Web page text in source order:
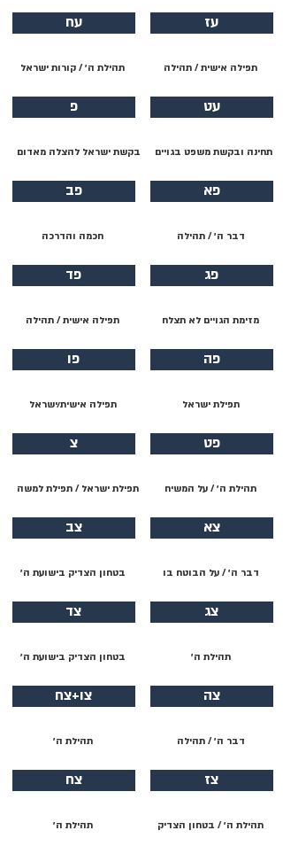
עז
תפילה אישית / תהילה
עט
תחינה ובקשת משפט בגויים
פא
דבר ה׳ / תהילה
פג
מזימת הגויים לא תצלח
פה
תפילת ישראל
פט
תהילת ה׳ / על המשיח
צא
דבר ה׳ / על הבוטח בו
צג
תהילת ה׳
צה
דבר ה׳ / תהילה
צז
תהילת ה׳ / בטחון הצדיק
עח
תהילת ה׳ / קורות ישראל
פ
בקשת ישראל להצלה מאדום
פב
חכמה והדרכה
פד
תפילה אישית / תהילה
פו
תפילה אישית/ישראל
צ
תפילת ישראל / תפילת למשה
צב
בטחון הצדיק בישועת ה׳
צד
בטחון הצדיק בישועת ה׳
צו+צח
תהילת ה׳
צח
תהילת ה׳